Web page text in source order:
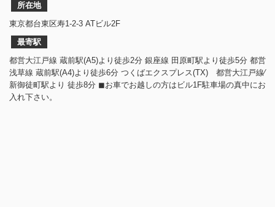
所在地
東京都台東区寿1-2-3 ATビル2F
最寄駅
都営大江戸線 蔵前駅(A5)より徒歩2分 銀座線 田原町駅より徒歩5分 都営
浅草線 蔵前駅(A4)より徒歩6分 つくばエクスプレス(TX) 都営大江戸線⁄
新御徒町駅より 徒歩8分 ◼︎お車でお越しの方はビル1F駐車場の真中にお
入れ下さい。